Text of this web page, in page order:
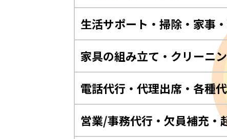
生活サポート・掃除・家事
家具の組み立て・クリーニ
電話代行・代理出席・各種
営業/事務代行・欠員補充・